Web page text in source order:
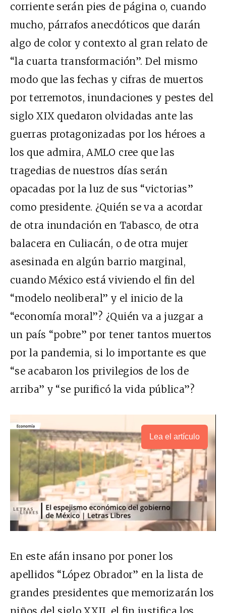
corriente serán pies de página o, cuando
mucho, párrafos anecdóticos que darán
algo de color y contexto al gran relato de
“la cuarta transformación”. Del mismo
modo que las fechas y cifras de muertos
por terremotos, inundaciones y pestes del
siglo XIX quedaron olvidadas ante las
guerras protagonizadas por los héroes a
los que admira, AMLO cree que las
tragedias de nuestros días serán
opacadas por la luz de sus “victorias”
como presidente. ¿Quién se va a acordar
de otra inundación en Tabasco, de otra
balacera en Culiacán, o de otra mujer
asesinada en algún barrio marginal,
cuando México está viviendo el fin del
“modelo neoliberal” y el inicio de la
“economía moral”? ¿Quién va a juzgar a
un país “pobre” por tener tantos muertos
por la pandemia, si lo importante es que
“se acabaron los privilegios de los de
arriba” y “se purificó la vida pública”?
Lea el artículo
En este afán insano por poner los
apellidos “López Obrador” en la lista de
grandes presidentes que memorizarán los